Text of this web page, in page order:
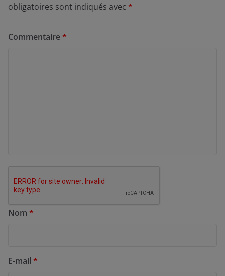
obligatoires sont indiqués avec *
Commentaire*
Nom *
E-mail *